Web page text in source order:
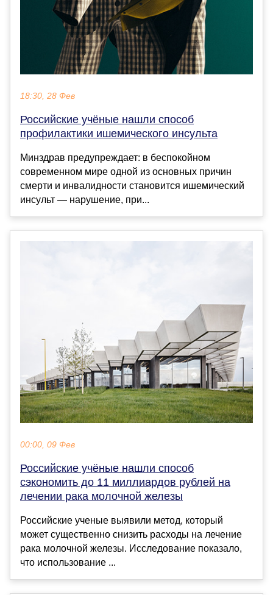
18:30, 28 Фев
Российские учёные нашли способ
профилактики ишемического инсульта
Минздрав предупреждает: в беспокойном
современном мире одной из основных причин
смерти и инвалидности становится ишемический
инсульт — нарушение, при...
00:00, 09 Фев
Российские учёные нашли способ
сэкономить до 11 миллиардов рублей на
лечении рака молочной железы
Российские ученые выявили метод, который
может существенно снизить расходы на лечение
рака молочной железы. Исследование показало,
что использование ...